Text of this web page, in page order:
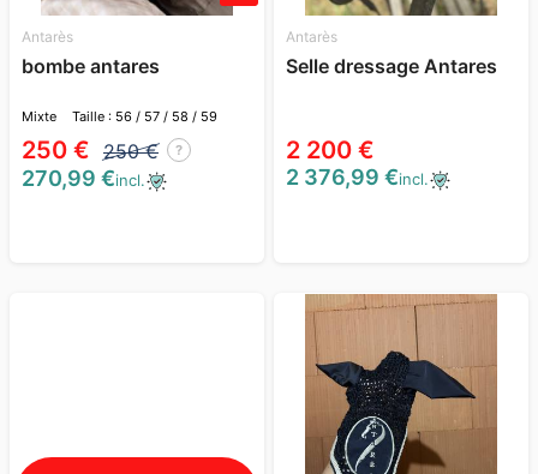
Antarès
bombe antares
Mixte Taille : 56 / 57 / 58 / 59
250 € 250 € ?
270,99 €incl.
Antarès
Selle dressage Antares
2 200 €
2 376,99 €incl.